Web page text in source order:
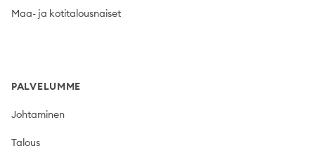
Maa- ja kotitalousnaiset
PALVELUMME
Johtaminen
Talous